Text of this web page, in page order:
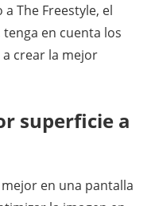
The Freestyle, el
en cuenta los
crear la mejor
superficie a
en una pantalla